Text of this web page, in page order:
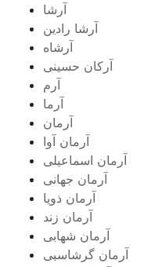
آرشا
آرشا رادین
آرشاه
آرکان حسینی
آرم
آرما
آرمان
آرمان آوا
آرمان اسماعیلی
آرمان جهانی
آرمان ذویا
آرمان زند
آرمان شهابی
آرمان گرشاسبی